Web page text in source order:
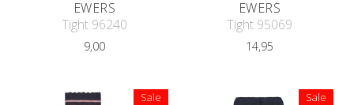
EWERS
Tight 96240
9,00
EWERS
Tight 95069
14,95
Sale Sale